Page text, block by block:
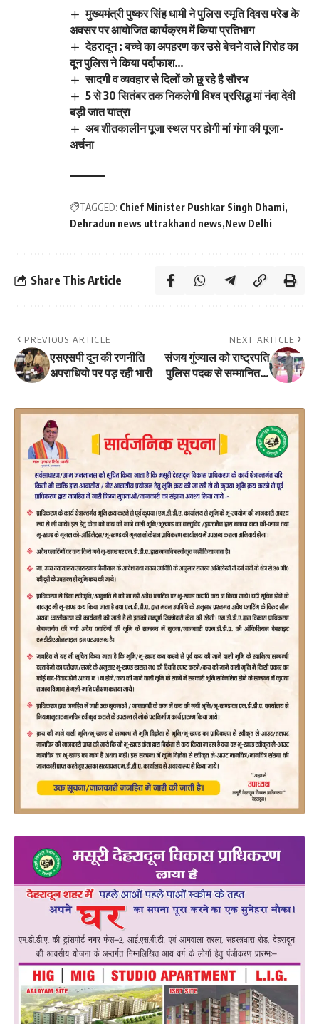
मुख्यमंत्री पुष्कर सिंह धामी ने पुलिस स्मृति दिवस परेड के
अवसर पर आयोजित कार्यक्रम में किया प्रतिभाग
देहरादून : बच्चे का अपहरण कर उसे बेचने वाले गिरोह का
दून पुलिस ने किया पर्दाफाश…
सादगी व व्यवहार से दिलों को छू रहे है सौरभ
5 से 30 सितंबर तक निकलेगी विश्व प्रसिद्ध मां नंदा देवी
बड़ी जात यात्रा
अब शीतकालीन पूजा स्थल पर होगी मां गंगा की पूजा-
अर्चना
TAGGED: Chief Minister Pushkar Singh Dhami
Dehradun news uttrakhand news New Delhi
Share This Article
PREVIOUS ARTICLE
एसएसपी दून की रणनीति
अपराधियो पर पड़ रही भारी
NEXT ARTICLE
संजय गुंज्याल को राष्ट्रपति
पुलिस पदक से सम्मानित…